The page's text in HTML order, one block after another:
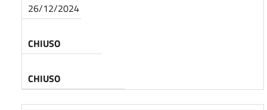
26/12/2024
CHIUSO
CHIUSO